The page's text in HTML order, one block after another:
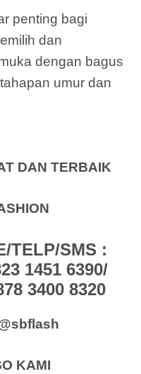
penting bagi
dan
dengan bagus
umur dan
DAN TERBAIK
TELP/SMS :
1451 6390/
3400 8320
KAMI